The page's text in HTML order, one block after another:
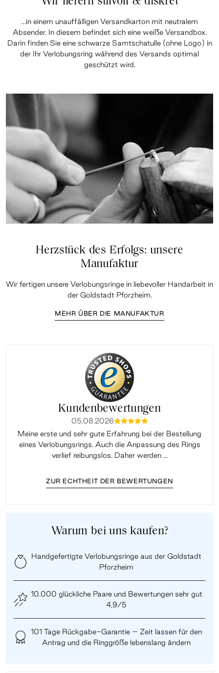
…in einem unauffälligen Versandkarton mit neutralem
Absender. In diesem befindet sich eine weiße Versandbox.
Darin finden Sie eine schwarze Samtschatulle (ohne Logo) in
der Ihr Verlobungsring während des Versands optimal
geschützt wird.
Herzstück des Erfolgs: unsere
Manufaktur
Wir fertigen unsere Verlobungsringe in liebevoller Handarbeit in
der Goldstadt Pforzheim.
MEHR ÜBER DIE MANUFAKTUR
Kundenbewertungen
05.08.2026mmmmm
Meine erste und sehr gute Erfahrung bei der Bestellung
eines Verlobungsrings. Auch die Anpassung des Rings
verlief reibungslos. Daher werden ...
ZUR ECHTHEIT DER BEWERTUNGEN
Warum bei uns kaufen?
Handgefertigte Verlobungsringe aus der Goldstadt
Pforzheim
10.000 glückliche Paare und Bewertungen sehr gut
4,9/5
101 Tage Rückgabe-Garantie – Zeit lassen für den
Antrag und die Ringgröße lebenslang ändern